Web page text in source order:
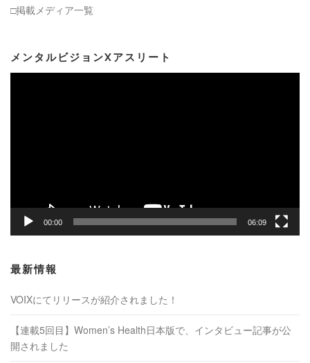
□掲載メディア一覧
メンタルビジョンXアスリート
00:00 06:09
最新情報
VOIXにてリリースが紹介されました！
【連載5回目】Women’s Health日本版で、インタビュー記事が公
開されました